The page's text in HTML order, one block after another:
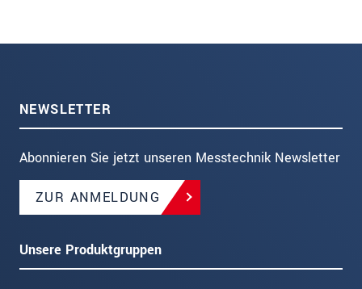
NEWSLETTER
Abonnieren Sie jetzt unseren Messtechnik Newsletter
ZUR ANMELDUNG
Unsere Produktgruppen